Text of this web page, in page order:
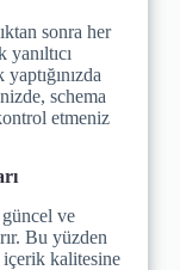
sonra her
schema
etmeniz
ve
Bu yüzden
içerik kalitesine